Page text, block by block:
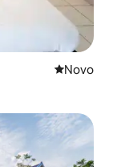
Novo
Novo